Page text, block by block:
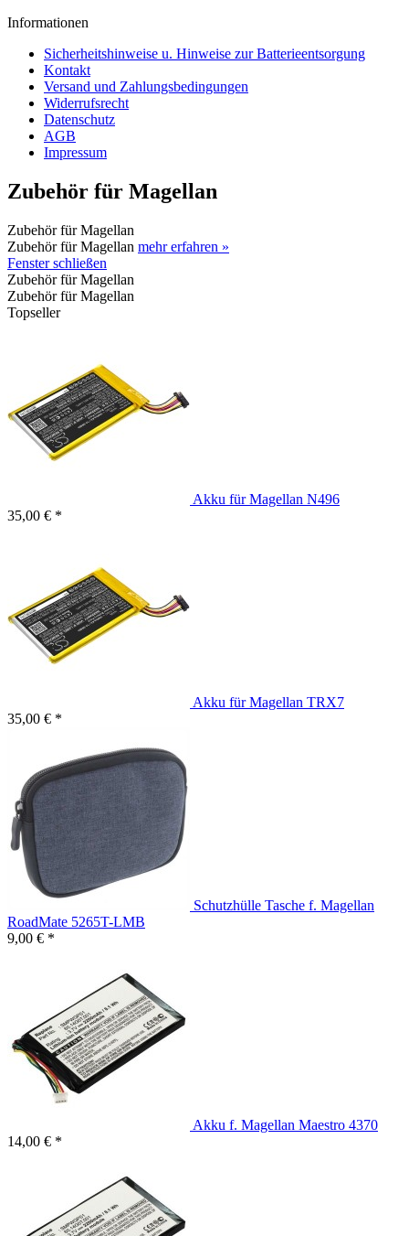
Informationen
Sicherheitshinweise u. Hinweise zur Batterieentsorgung
Kontakt
Versand und Zahlungsbedingungen
Widerrufsrecht
Datenschutz
AGB
Impressum
Zubehör für Magellan
Zubehör für Magellan
Zubehör für Magellan mehr erfahren »
Fenster schließen
Zubehör für Magellan
Zubehör für Magellan
Topseller
Akku für Magellan N496
35,00 € *
Akku für Magellan TRX7
35,00 € *
Schutzhülle Tasche f. Magellan
RoadMate 5265T-LMB
9,00 € *
Akku f. Magellan Maestro 4370
14,00 € *